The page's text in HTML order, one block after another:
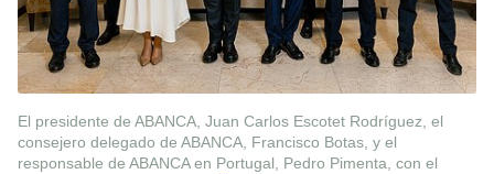
El presidente de ABANCA, Juan Carlos Escotet Rodríguez, el
consejero delegado de ABANCA, Francisco Botas, y el
responsable de ABANCA en Portugal, Pedro Pimenta, con el